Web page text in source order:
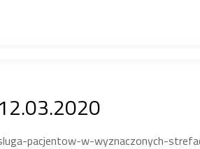
pacjentow-w-wyznaczonych-